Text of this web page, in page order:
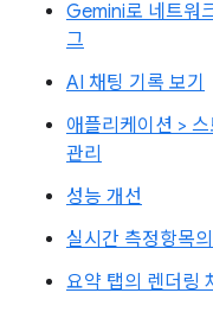
Gemini로 네트워
그
AI 채팅 기록 보기
애플리케이션 >
관리
성능 개선
실시간 측정항목
요약 탭의 렌더링